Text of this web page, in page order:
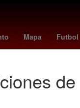
Mapa Futbol
Nueva York